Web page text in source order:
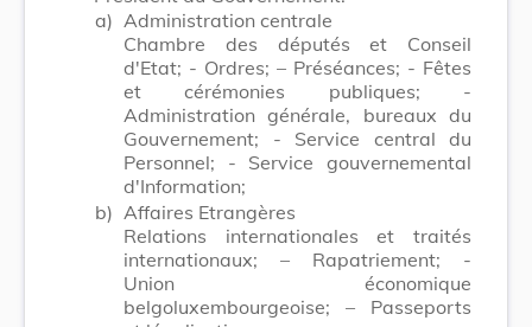
a) Administration centrale
Chambre des députés et Conseil
d'Etat; - Ordres; – Préséances; - Fêtes
et cérémonies publiques; -
Administration générale, bureaux du
Gouvernement; - Service central du
Personnel; - Service gouvernemental
d'Information;
b) Affaires Etrangères
Relations internationales et traités
internationaux; – Rapatriement; -
Union économique
belgoluxembourgeoise; – Passeports